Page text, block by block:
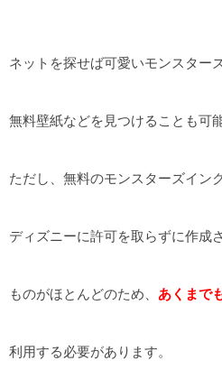
ネットを探せば可愛いモンスター
無料壁紙などを見つけることも可
ただし、無料のモンスターズイン
ディズニーに許可を取らずに作成
ものがほとんどのため、 あくまで
利用する必要があります。